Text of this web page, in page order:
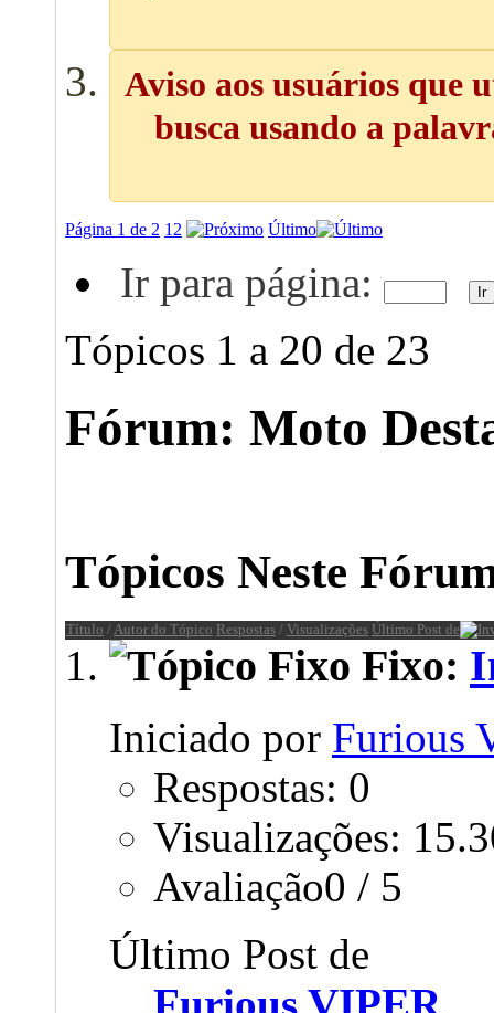
Aviso aos usuários que
busca usando a
Página 1 de 2 1 2 Último
Ir para página:
Tópicos 1 a 20 de 23
Fórum: Moto
Tópicos Neste
Título / Autor do Tópico Respostas / Visualizações Último Post de
Fixo:
Iniciado por Furious
Respostas: 0
Visualizações:
Avaliação0 / 5
Último Post de
Furious VIPER